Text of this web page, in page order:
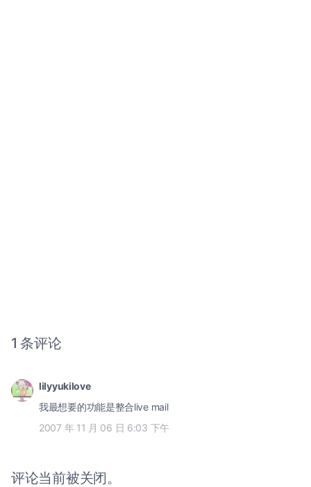
1 条评论
lilyyukilove
我最想要的功能是整合live mail
2007 年 11 月 06 日 6:03 下午
评论当前被关闭。